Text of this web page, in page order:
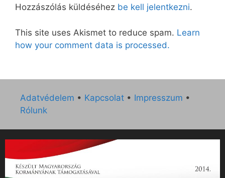
Hozzászólás küldéséhez be kell jelentkezni.
This site uses Akismet to reduce spam. Learn
how your comment data is processed.
Adatvédelem • Kapcsolat • Impresszum •
Rólunk